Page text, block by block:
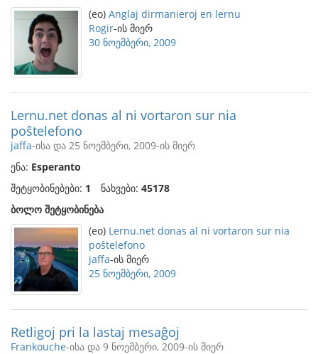
(eo) Anglaj dirmanieroj en lernu
Rogir-ის მიერ
30 ნოემბერი, 2009
Lernu.net donas al ni vortaron sur nia
poŝtelefono
jaffa-ისა და 25 ნოემბერი, 2009-ის მიერ
ენა: Esperanto
შეტყობინებები: 1 ნახვები: 45178
ბოლო შეტყობინება
(eo) Lernu.net donas al ni vortaron sur nia
poŝtelefono
jaffa-ის მიერ
25 ნოემბერი, 2009
Retligoj pri la lastaj mesaĝoj
Frankouche-ისა და 9 ნოემბერი, 2009-ის მიერ